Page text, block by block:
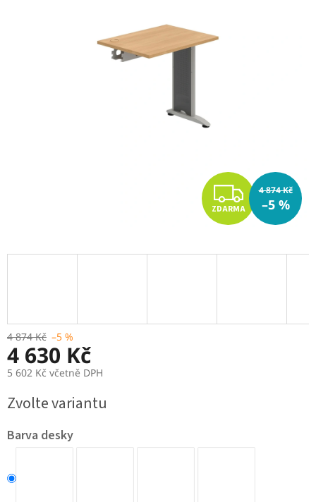
Z
D
A
ZDARMA
4 874 Kč
–5 %
4 874 Kč –5 %
4 630 Kč
5 602 Kč včetně DPH
cena:
Zvolte variantu
Barva desky